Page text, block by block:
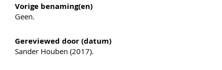
Vorige benaming(en)
Geen.
Gereviewed door (datum)
Sander Houben (2017).